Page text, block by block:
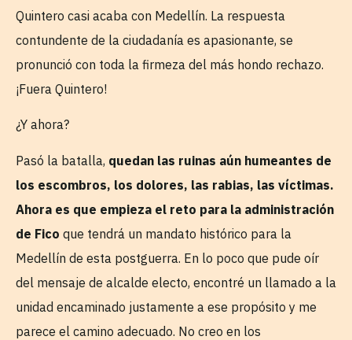
Quintero casi acaba con Medellín. La respuesta
contundente de la ciudadanía es apasionante, se
pronunció con toda la firmeza del más hondo rechazo.
¡Fuera Quintero!
¿Y ahora?
Pasó la batalla, quedan las ruinas aún humeantes de
los escombros, los dolores, las rabias, las víctimas.
Ahora es que empieza el reto para la administración
de Fico que tendrá un mandato histórico para la
Medellín de esta postguerra. En lo poco que pude oír
del mensaje de alcalde electo, encontré un llamado a la
unidad encaminado justamente a ese propósito y me
parece el camino adecuado. No creo en los